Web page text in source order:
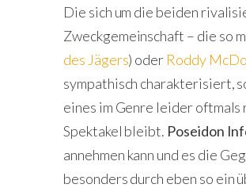
Die sich um die beiden
Zweckgemeinschaft – die so
des Jägers) oder Roddy
sympathisch charakterisiert,
eines im Genre leider oftmals
Spektakel bleibt. Poseidon
annehmen kann und es die
besonders durch eben so ein